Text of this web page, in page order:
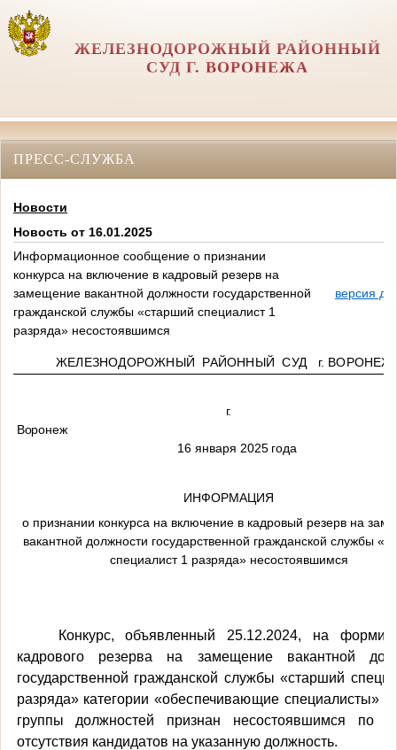
ЖЕЛЕЗНОДОРОЖНЫЙ РАЙОННЫЙ
СУД Г. ВОРОНЕЖА
ПРЕСС-СЛУЖБА
Новости
Новость от 16.01.2025
Информационное сообщение о признании
конкурса на включение в кадровый резерв на
замещение вакантной должности государственной
гражданской службы «старший специалист 1
разряда» несостоявшимся
версия
ЖЕЛЕЗНОДОРОЖНЫЙ РАЙОННЫЙ СУД г.
г.
16января 2025 года
ИНФОРМАЦИЯ
о признании конкурса на включение в кадровый резерв на
вакантной должности государственной гражданской службы
специалист 1 разряда» несостоявшимся
Конкурс, объявленный 25.12.2024, на
кадрового резерва на замещение вакантной
государственной гражданской службы «старший
разряда» категории «обеспечивающиеспециалисты»
группы должностей признан несостоявшимся по
отсутствия кандидатов на указанную должность.